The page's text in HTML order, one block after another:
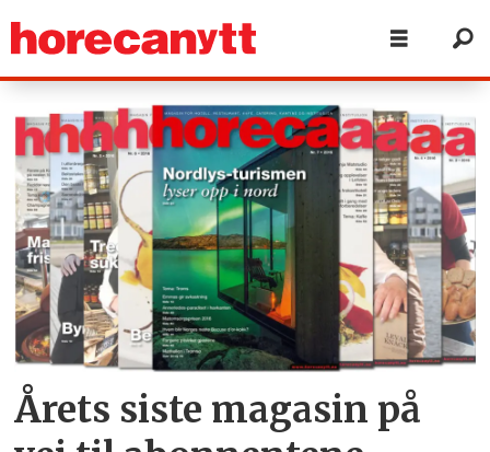
Tag:
reiselivsanlegg
Årets siste magasin på